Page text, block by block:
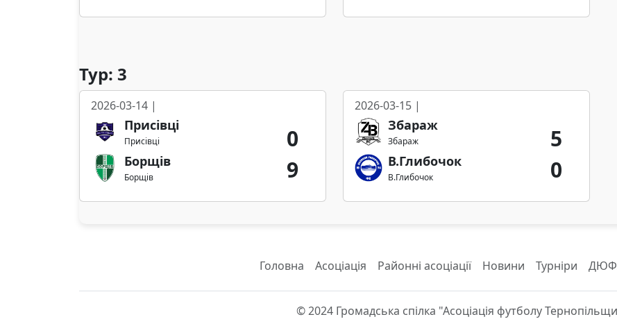
Тур: 3
2026-03-14 |
Присівці
Присівці
Борщів
Борщів
0
9
2026-03-15 |
Збараж
Збараж
В.Глибочок
В.Глибочок
5
0
Головна Асоціація Районні асоціації Новини Турніри
© 2024 Громадська спілка "Асоціація футболу